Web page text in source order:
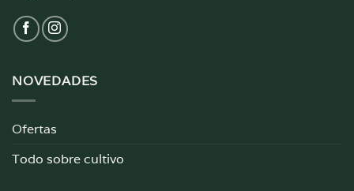
NOVEDADES
Ofertas
Todo sobre cultivo